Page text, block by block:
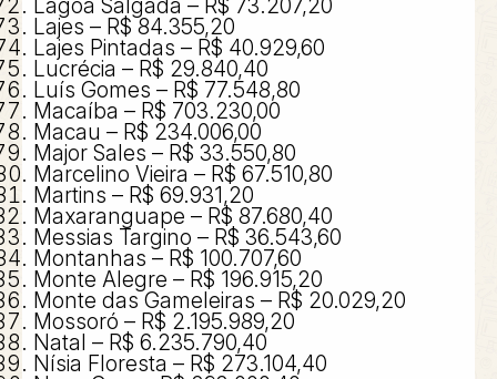
Lajes – R$ 84.355,20
Lajes Pintadas – R$ 40.929,60
Lucrécia – R$ 29.840,40
Luís Gomes – R$ 77.548,80
Macaíba – R$ 703.230,00
Macau – R$ 234.006,00
Major Sales – R$ 33.550,80
Marcelino Vieira – R$ 67.510,80
Martins – R$ 69.931,20
Maxaranguape – R$ 87.680,40
Messias Targino – R$ 36.543,60
Montanhas – R$ 100.707,60
Monte Alegre – R$ 196.915,20
Monte das Gameleiras – R$ 20.029,20
Mossoró – R$ 2.195.989,20
Natal – R$ 6.235.790,40
Nísia Floresta – R$ 273.104,40